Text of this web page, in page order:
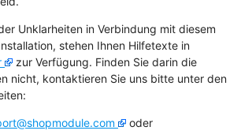
Unklarheiten in Verbindung mit diesem
stehen Ihnen Hilfetexte in
zur Verfügung. Finden Sie darin die
nicht, kontaktieren Sie uns bitte unter den
oder